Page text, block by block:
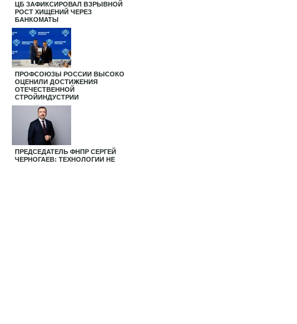
ЦБ ЗАФИКСИРОВАЛ ВЗРЫВНОЙ
РОСТ ХИЩЕНИЙ ЧЕРЕЗ
БАНКОМАТЫ
ПРОФСОЮЗЫ РОССИИ ВЫСОКО
ОЦЕНИЛИ ДОСТИЖЕНИЯ
ОТЕЧЕСТВЕННОЙ
СТРОЙИНДУСТРИИ
ПРЕДСЕДАТЕЛЬ ФНПР СЕРГЕЙ
ЧЕРНОГАЕВ: ТЕХНОЛОГИИ НЕ